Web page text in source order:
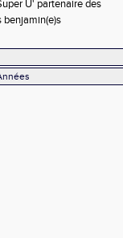
U' partenaire des
benjamin(e)s